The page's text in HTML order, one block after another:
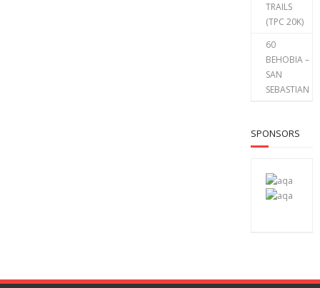
TRAILS
(TPC 20K)
60
BEHOBIA –
SAN
SEBASTIAN
SPONSORS